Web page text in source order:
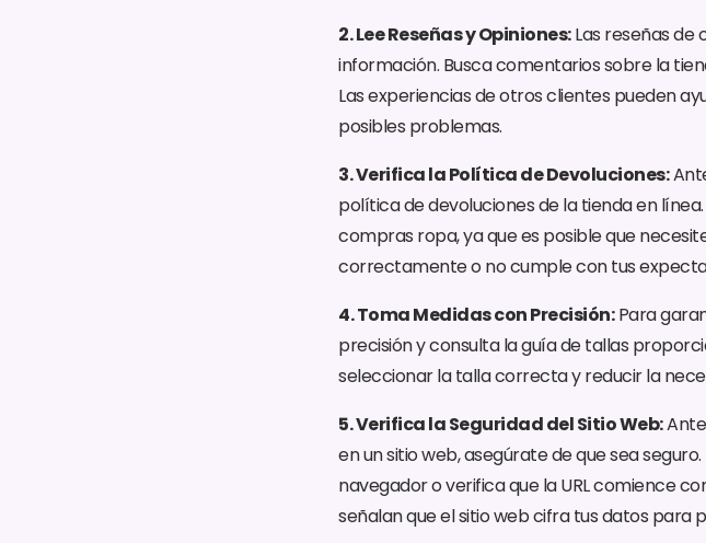
2. Lee Reseñas y Opiniones:Las reseñas de
información. Busca comentarios sobre la
Las experiencias de otros clientes pueden
posibles problemas.
3. Verifica la Política de Devoluciones:
política de devoluciones de la tienda en
compras ropa, ya que es posible que
correctamente o no cumple con tus
4. Toma Medidas con Precisión:Para
precisión y consulta la guía de tallas
seleccionar la talla correcta y reducir la
5. Verifica la Seguridad del Sitio Web:
en un sitio web, asegúrate de que sea
navegador o verifica que la URL comience
señalan que el sitio web cifra tus datos para